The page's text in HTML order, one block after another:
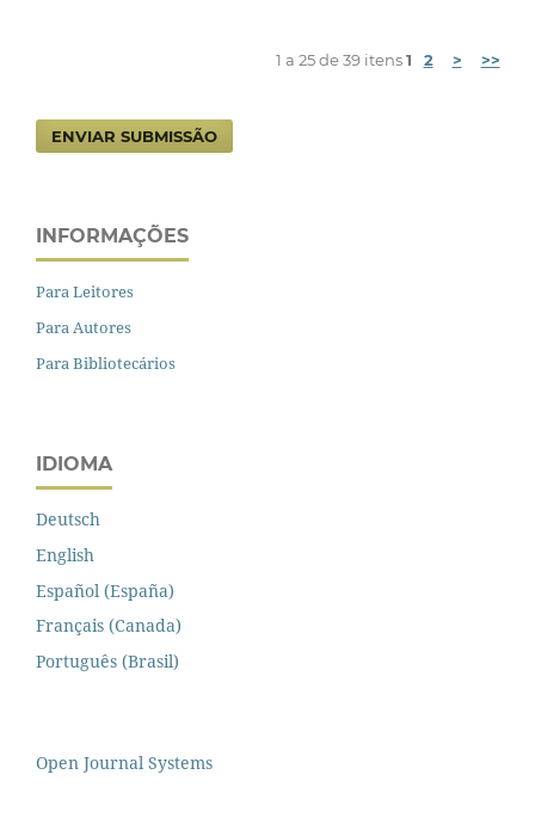
1 a 25 de 39 itens1 2 > >>
ENVIAR SUBMISSÃO
INFORMAÇÕES
Para Leitores
Para Autores
Para Bibliotecários
IDIOMA
Deutsch
English
Español (España)
Français (Canada)
Português (Brasil)
Open Journal Systems